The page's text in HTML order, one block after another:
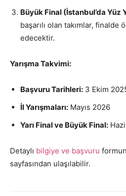
Büyük Final (İstanbul’da Yüz
başarılı olan takımlar, finalde
edecektir.
Yarışma Takvimi:
Başvuru Tarihleri: 3 Ekim
İl Yarışmaları: Mayıs 2026
Yarı Final ve Büyük Final:
Detaylı bilgiye ve başvuru
sayfasından ulaşılabilir.